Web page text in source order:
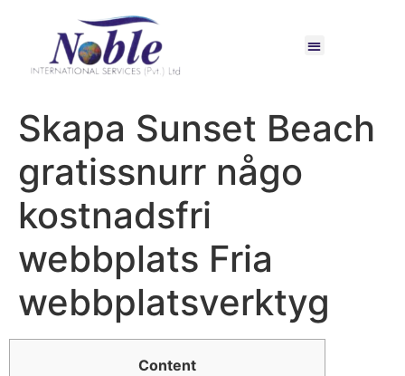
Skapa Sunset Beach
gratissnurr någo
kostnadsfri
webbplats Fria
webbplatsverktyg
Content